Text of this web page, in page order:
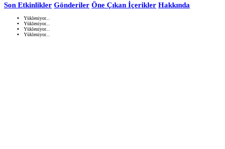
Son Etkinlikler Gönderiler Öne Çıkan İçerikler Hakkında
Yükleniyor...
Yükleniyor...
Yükleniyor...
Yükleniyor...